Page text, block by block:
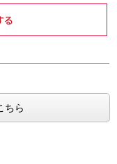
ちら